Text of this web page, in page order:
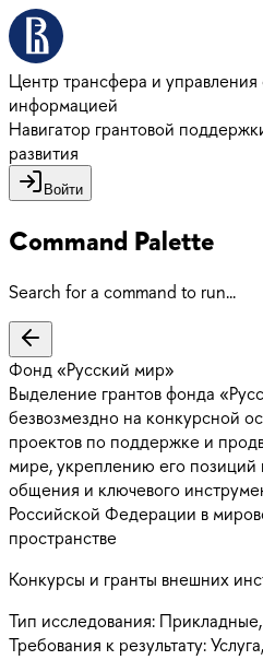
Центр трансфера и
информацией
Навигатор грантовой
развития
Войти
Command Palette
Search for a command to run...
Фонд «Русский мир»
Выделение грантов фонда
безвозмездно на конкурсной
проектов по поддержке и
мире, укреплению его
общения и ключевого
Российской Федерации в
пространстве
Конкурсы и гранты внешних
Тип исследования:
Требования к результату: